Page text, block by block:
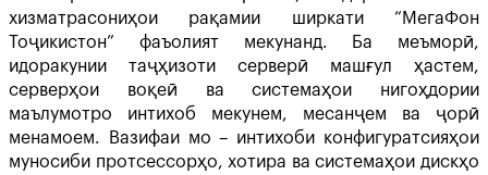
хизматрасониҳои рақамии ширкати “МегаФон
Тоҷикистон” фаъолият мекунанд. Ба меъморӣ,
идоракунии таҷҳизоти серверӣ машғул ҳастем,
серверҳои воқеӣ ва системаҳои нигоҳдории
маълумотро интихоб мекунем, месанҷем ва ҷорӣ
менамоем. Вазифаи мо – интихоби конфигуратсияҳои
муносиби протсессорҳо, хотира ва системаҳои дискҳо